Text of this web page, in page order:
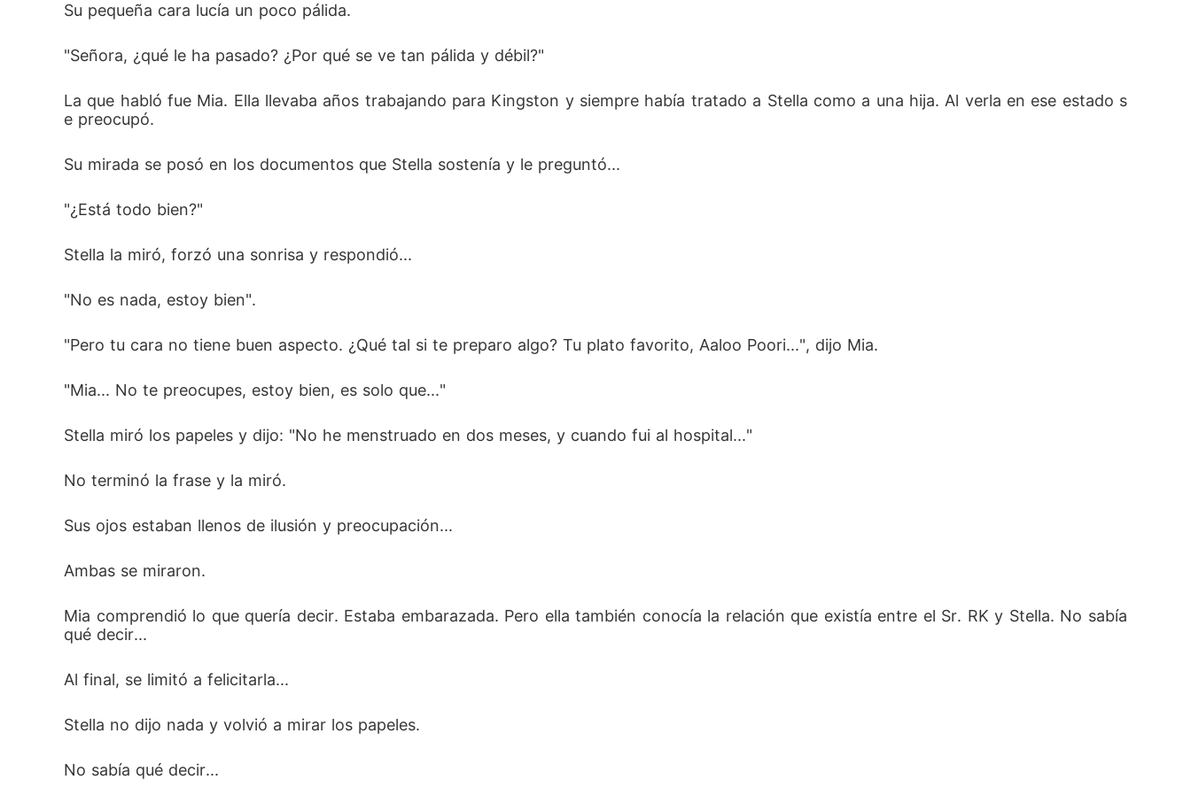
Su pequeña cara lucía un poco pálida.
"Señora, ¿qué le ha pasado? ¿Por qué se ve tan pálida y débil?"
La que habló fue Mia. Ella llevaba años trabajando para Kingston y siempre había tratado a Stella como a una hija. Al verla en ese estado s
e preocupó.
Su mirada se posó en los documentos que Stella sostenía y le preguntó...
"¿Está todo bien?"
Stella la miró, forzó una sonrisa y respondió...
"No es nada, estoy bien".
"Pero tu cara no tiene buen aspecto. ¿Qué tal si te preparo algo? Tu plato favorito, Aaloo Poori...", dijo Mia.
"Mia... No te preocupes, estoy bien, es solo que..."
Stella miró los papeles y dijo: "No he menstruado en dos meses, y cuando fui al hospital..."
No terminó la frase y la miró.
Sus ojos estaban llenos de ilusión y preocupación...
Ambas se miraron.
Mia comprendió lo que quería decir. Estaba embarazada. Pero ella también conocía la relación que existía entre el Sr. RK y Stella. No sabía
qué decir...
Al final, se limitó a felicitarla...
Stella no dijo nada y volvió a mirar los papeles.
No sabía qué decir...